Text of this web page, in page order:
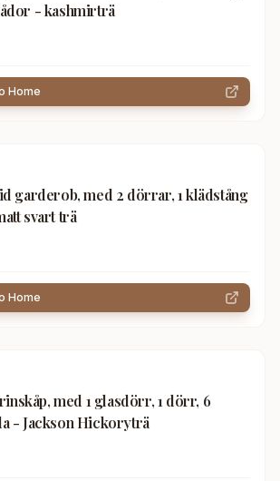
- kashmirträ
Home
garderob, med 2 dörrar, 1 klädstång
svart trä
Home
med 1 glasdörr, 1 dörr, 6
- Jackson Hickoryträ